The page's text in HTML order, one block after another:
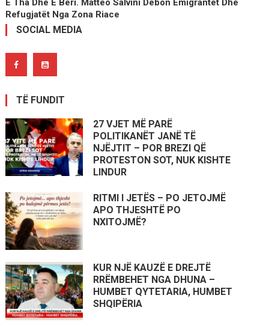
E Tha Dhe E Beri. Matteo Salvini Dëbon Emigrantët Dhe
Refugjatët Nga Zona Riace
SOCIAL MEDIA
TË FUNDIT
27 VJET MË PARË
POLITIKANËT JANË TË
NJËJTIT – POR BREZI QË
PROTESTON SOT, NUK KISHTE
LINDUR
RITMI I JETËS – PO JETOJMË
APO THJESHTË PO
NXITOJMË?
KUR NJË KAUZË E DREJTË
RRËMBEHET NGA DHUNA –
HUMBET QYTETARIA, HUMBET
SHQIPËRIA